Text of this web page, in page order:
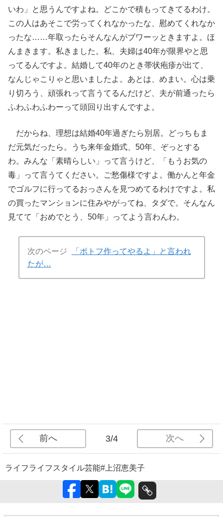
いわ」と思うんですよね。どこかで積もってきてるわけ。
この人はあそこで労ってくれなかったな、慰めてくれなか
ったな……年取ったらそんなんがブワーッときますよ。ほ
んまきます。私きました。私、夫婦は40年が限界やと思
ってるんですよ。結婚して40年のとき帯状疱疹が出て、
なんじゃこりゃと思いましたよ。あとは、めまい。心は乗
り切ろう、頑張れって言うてるんだけど、夫が前通ったら
ふわふわふわーって頭回り出すんですよ。
だからね、理想は結婚40年過ぎたら別居。どっちもま
だ元気だったら。うち来年金婚式、50年、ぞっとする
わ。みんな「素晴らしい」って言うけど、「もうお気の
毒」って言うてください。ご愁傷様ですよ。働かんと年金
でゴルフに行ってるおっさんを見つめてるわけですよ。私
の買ったマンションに住みやがってね、タダで。そんなん
見てて「おめでとう、50年」ってよう言わんわ。
次のページ
「ポトフ作ってやるよ」と言われ
たが…
前へ 3/4 次へ
ライフライフスタイル芸能#上沼恵美子